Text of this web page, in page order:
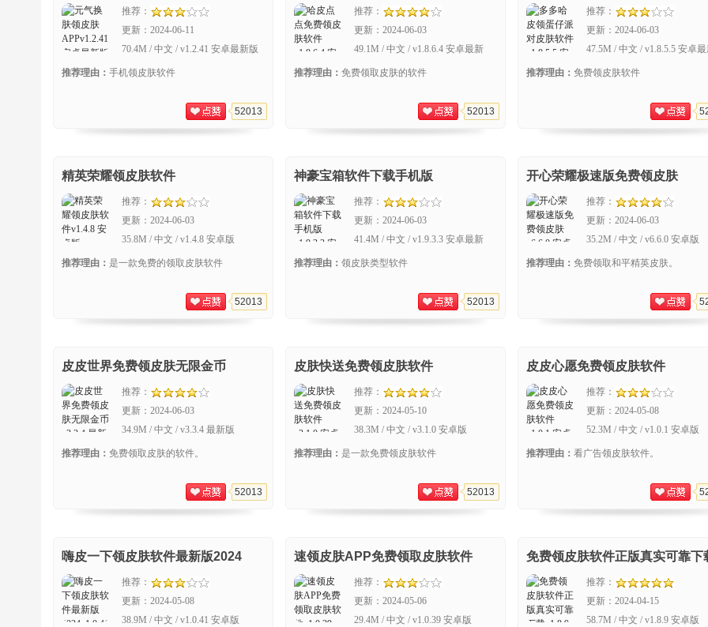
推荐：
更新： 2024-06-11
70.4M / 中文 / v1.2.41 安卓最新版
推荐理由： 手机领皮肤软件
52013
推荐：
更新： 2024-06-03
49.1M / 中文 / v1.8.6.4 安卓最新
推荐理由： 免费领取皮肤的软件
52013
推荐：
更新： 2024-06-03
47.5M / 中文 / v1.8.5.5 安卓
推荐理由： 免费领皮肤软件
精英荣耀领皮肤软件
推荐：
更新： 2024-06-03
35.8M / 中文 / v1.4.8 安卓版
推荐理由： 是一款免费的领取皮肤软件
52013
神豪宝箱软件下载手机版
推荐：
更新： 2024-06-03
41.4M / 中文 / v1.9.3.3 安卓最新
推荐理由： 领皮肤类型软件
52013
开心荣耀极速版免费领皮肤
推荐：
更新： 2024-06-03
35.2M / 中文 / v6.6.0 安卓版
推荐理由： 免费领取和平精英皮肤。
皮皮世界免费领皮肤无限金币
推荐：
更新： 2024-06-03
34.9M / 中文 / v3.3.4 最新版
推荐理由： 免费领取皮肤的软件。
52013
皮肤快送免费领皮肤软件
推荐：
更新： 2024-05-10
38.3M / 中文 / v3.1.0 安卓版
推荐理由： 是一款免费领皮肤软件
52013
皮皮心愿免费领皮肤软件
推荐：
更新： 2024-05-08
52.3M / 中文 / v1.0.1 安卓版
推荐理由： 看广告领皮肤软件。
嗨皮一下领皮肤软件最新版2024
推荐：
更新： 2024-05-08
38.9M / 中文 / v1.0.41 安卓版
速领皮肤APP免费领取皮肤软件
推荐：
更新： 2024-05-06
29.4M / 中文 / v1.0.39 安卓版
免费领皮肤软件正版真实可靠下
推荐：
更新： 2024-04-15
58.7M / 中文 / v1.8.9 安卓版